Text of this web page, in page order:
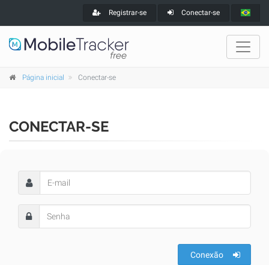
Registrar-se Conectar-se
Página inicial Conectar-se
CONECTAR-SE
Conexão